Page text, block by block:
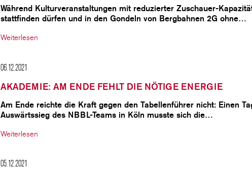
Während Kulturveranstaltungen mit reduzierter Zuschauer-
stattfinden dürfen und in den Gondeln von Bergbahnen 2G ohne…
Weiterlesen
06.12.2021
AKADEMIE: AM ENDE FEHLT DIE NÖTIGE ENERGIE
Am Ende reichte die Kraft gegen den Tabellenführer nicht: Einen
Auswärtssieg des NBBL-Teams in Köln musste sich die…
Weiterlesen
05.12.2021